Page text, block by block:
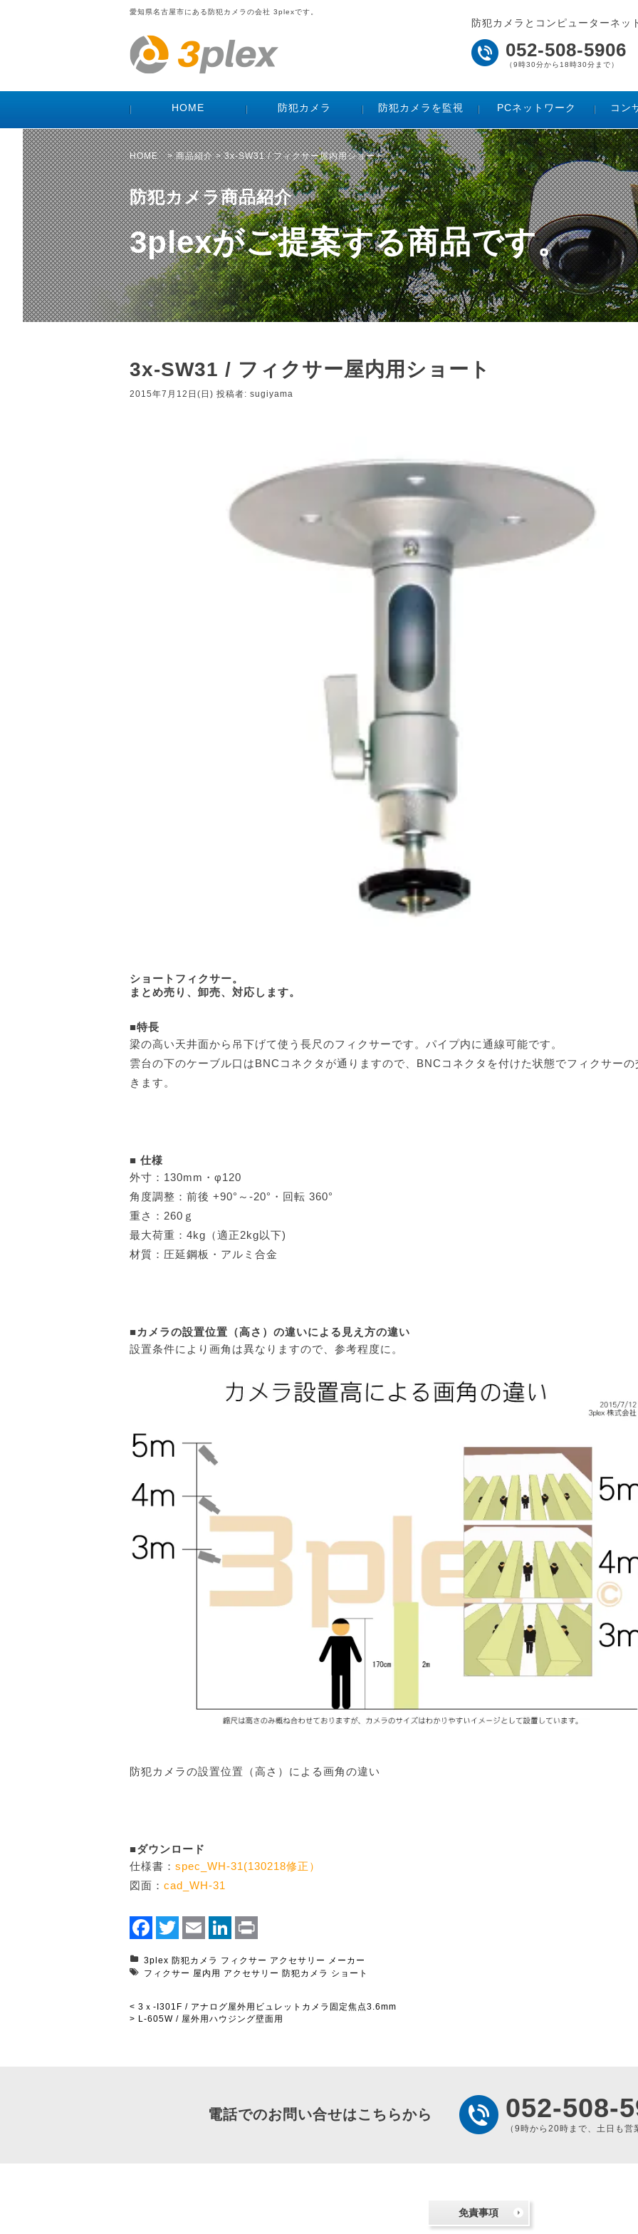
愛知県名古屋市にある防犯カメラの会社 3plexです。
防犯カメラとコンピューターネッ
052-508-5906
（9時30分から18時30分まで）
HOME 防犯カメラ 防犯カメラを監視 PCネットワーク コン
HOME>商品紹介> 3x-SW31 / フィクサー屋内用ショート
防犯カメラ商品紹介
3plexがご提案する商品です。
3x-SW31 / フィクサー屋内用ショート
2015年7月12日(日) 投稿者: sugiyama
ショートフィクサー。
まとめ売り、卸売、対応します。
■特長
梁の高い天井面から吊下げて使う長尺のフィクサーです。パイプ内に通線可能です。
雲台の下のケーブル口はBNCコネクタが通りますので、BNCコネクタを付けた状態でフィクサーの
きます。
■ 仕様
外寸：130mm・φ120
角度調整：前後 +90°～-20°・回転 360°
重さ：260ｇ
最大荷重：4kg（適正2kg以下)
材質：圧延鋼板・アルミ合金
■カメラの設置位置（高さ）の違いによる見え方の違い
設置条件により画角は異なりますので、参考程度に。
防犯カメラの設置位置（高さ）による画角の違い
■ダウンロード
仕様書： spec_WH-31(130218修正）
図面： cad_WH-31
3plex 防犯カメラ フィクサー アクセサリー メーカー
フィクサー 屋内用 アクセサリー 防犯カメラ ショート
< 3ｘ-I301F / アナログ屋外用ビュレットカメラ固定焦点3.6mm
> L-605W / 屋外用ハウジング壁面用
電話でのお問い合せはこちらから 052-508-
（9時から20時まで、土日も営
免責事項